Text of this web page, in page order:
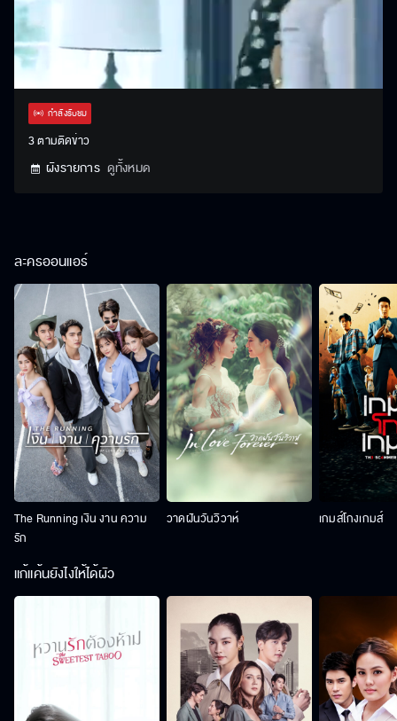
UnmuteStream
กำลังรับชม
3 ตามติดข่าว
ผังรายการ ดูทั้งหมด
ละครออนแอร์
The Running เงิน งาน ความ
รัก
วาดฝันวันวิวาห์ เกมส์โกงเกมส์
แก้แค้นยังไงให้ได้ผัว